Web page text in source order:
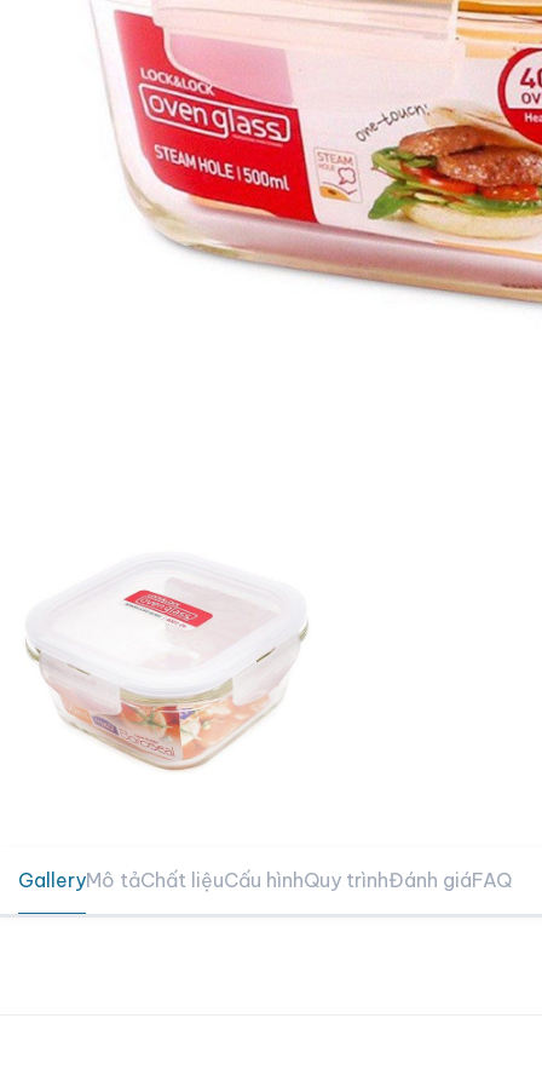
GalleryMô tảChất liệuCấu hìnhQuy trìnhĐánh giáFAQ